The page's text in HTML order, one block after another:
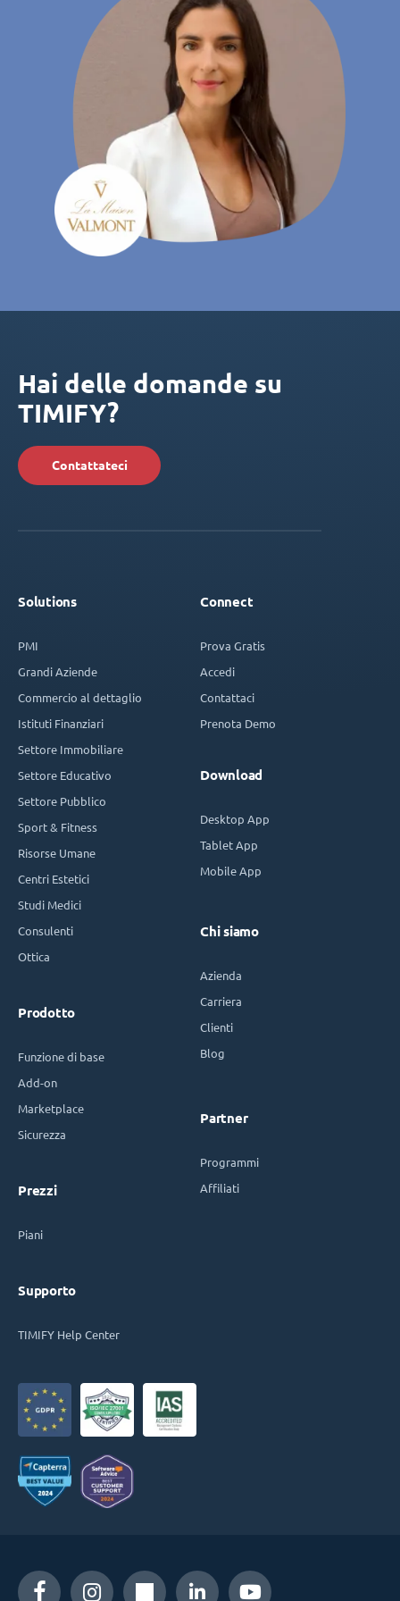
Hai delle domande su
TIMIFY?
Contattateci
Solutions
PMI
Grandi Aziende
Commercio al dettaglio
Istituti Finanziari
Settore Immobiliare
Settore Educativo
Settore Pubblico
Sport & Fitness
Risorse Umane
Centri Estetici
Studi Medici
Consulenti
Ottica
Prodotto
Funzione di base
Add-on
Marketplace
Sicurezza
Prezzi
Piani
Supporto
TIMIFY Help Center
Connect
Prova Gratis
Accedi
Contattaci
Prenota Demo
Download
Desktop App
Tablet App
Mobile App
Chi siamo
Azienda
Carriera
Clienti
Blog
Partner
Programmi
Affiliati